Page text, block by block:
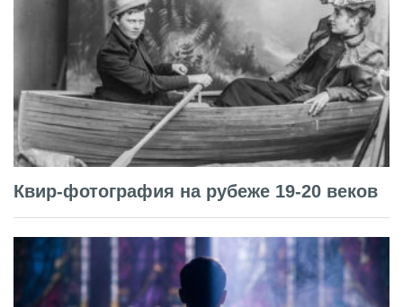
Квир-фотография на рубеже 19-20 веков